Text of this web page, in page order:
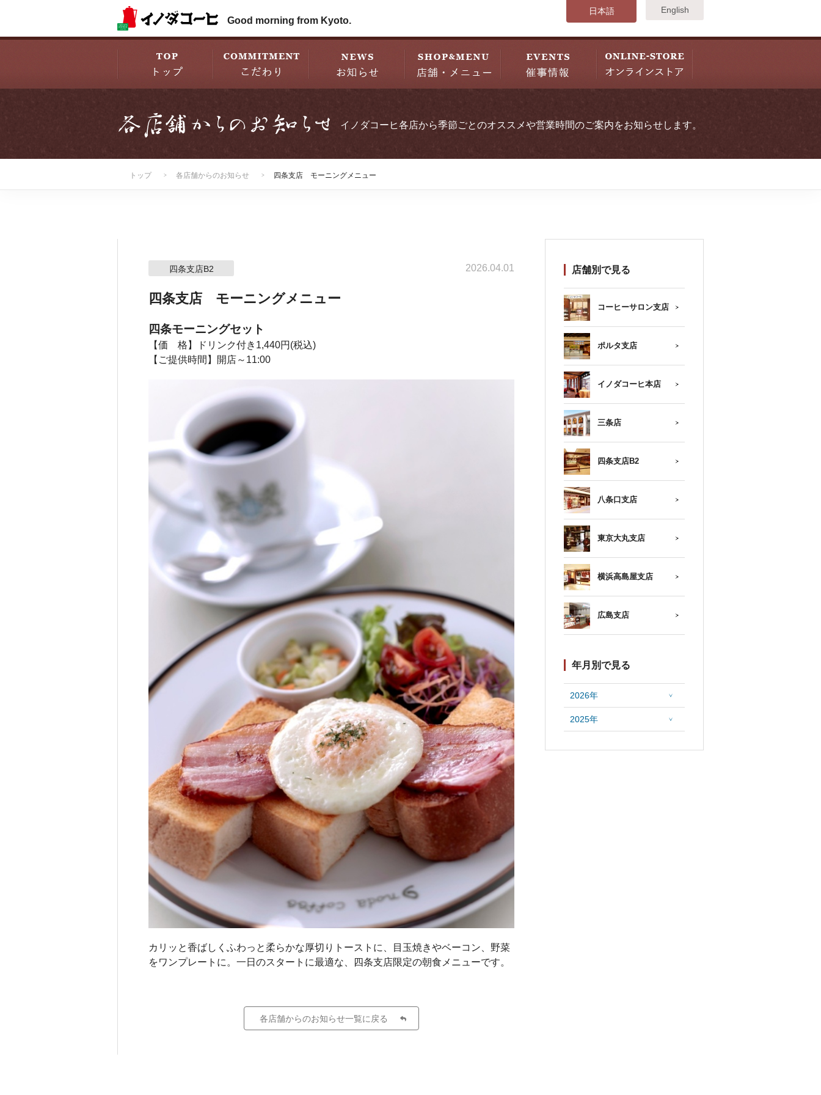
Good morning from Kyoto.
日本語 English
イノダコーヒ各店から季節ごとのオススメや営業時間のご案内をお知らせします。
トップ 各店舗からのお知らせ 四条支店 モーニングメニュー
四条支店B2 2026.04.01
四条支店 モーニングメニュー
四条モーニングセット
【価 格】ドリンク付き1,440円(税込)
【ご提供時間】開店～11:00
カリッと香ばしくふわっと柔らかな厚切りトーストに、目玉焼きやベーコン、野菜
をワンプレートに。一日のスタートに最適な、四条支店限定の朝食メニューです。
各店舗からのお知らせ一覧に戻る
店舗別で見る
コーヒーサロン支店
ポルタ支店
イノダコーヒ本店
三条店
四条支店B2
八条口支店
東京大丸支店
横浜高島屋支店
広島支店
年月別で見る
2026年
2025年